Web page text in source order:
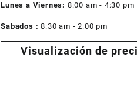
Lunes a Viernes: 8:00 am - 4:30 pm
Sabados :8:30 am - 2:00 pm
Visualización de